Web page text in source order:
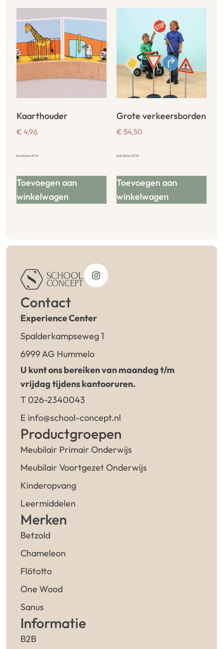
Kaarthouder
€ 4,96
€6,00incl. BTW
Toevoegen aan
winkelwagen
Grote verkeersborden
€ 54,50
€65,95incl. BTW
Toevoegen aan
winkelwagen
Contact
Experience Center
Spalderkampseweg 1
6999 AG Hummelo
U kunt ons bereiken van maandag t/m
vrijdag tijdens kantooruren.
T 026-2340043
E info@school-concept.nl
Productgroepen
Meubilair Primair Onderwijs
Meubilair Voortgezet Onderwijs
Kinderopvang
Leermiddelen
Merken
Betzold
Chameleon
Flötotto
One Wood
Sanus
Informatie
B2B